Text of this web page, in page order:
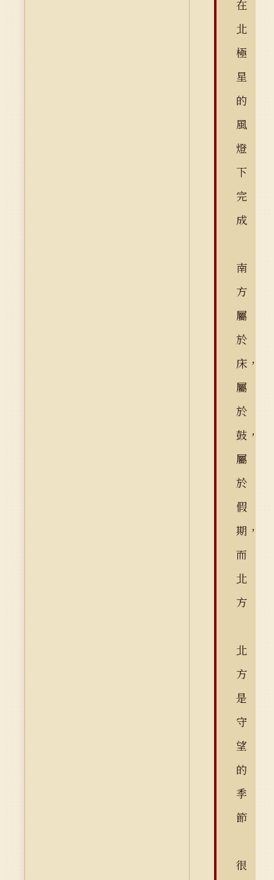
在
北
極
星
的
風
燈
下
完
成
南
方
屬
於
床，
屬
於
鼓，
屬
於
假
期，
而
北
方
北
方
是
守
望
的
季
節
很